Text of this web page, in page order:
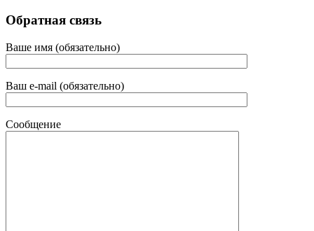
Обратная связь
Ваше имя (обязательно)
Ваш e-mail (обязательно)
Сообщение